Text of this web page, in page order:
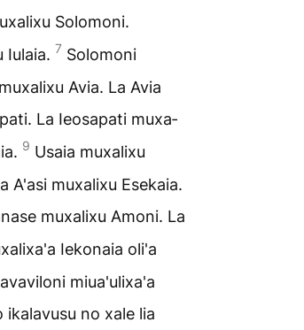
Solomoni.
Iulaia. 7 Solomoni
Avia. La Avia
La Ieosapati muxa­
9 Usaia muxalixu
A'asi muxalixu Esekaia.
muxalixu Amoni. La
Iekonaia oli'a
miua'ulixa'a
no xale lia